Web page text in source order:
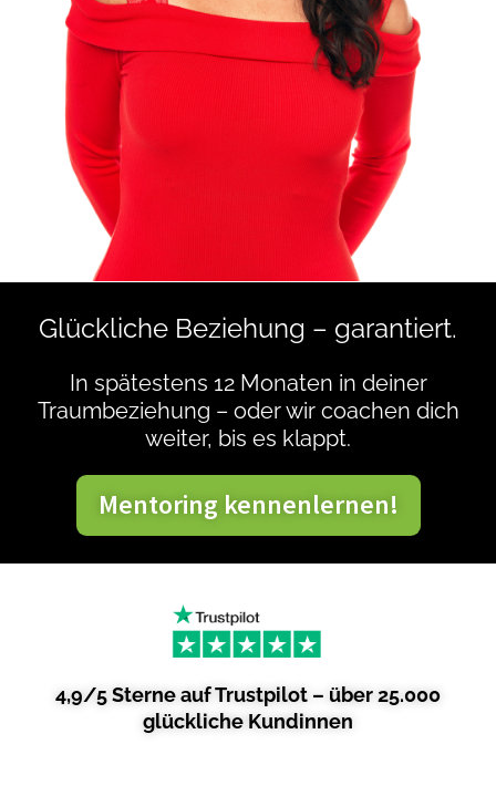
Glückliche Beziehung – garantiert.
In spätestens 12 Monaten in deiner
Traumbeziehung – oder wir coachen dich
weiter, bis es klappt.
Mentoring kennenlernen!
4,9/5 Sterne auf Trustpilot – über 25.000
glückliche Kundinnen